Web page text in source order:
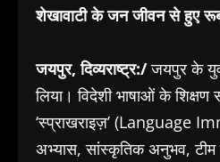
शेखावाटी के जन जीवन से हुए
जयपुर, दिव्यराष्ट्र:/जयपुर के
लिया। विदेशी भाषाओं के शिक्षण
‘स्प्राखराइज़’ (Language
अभ्यास, सांस्कृतिक अनुभव, टीम